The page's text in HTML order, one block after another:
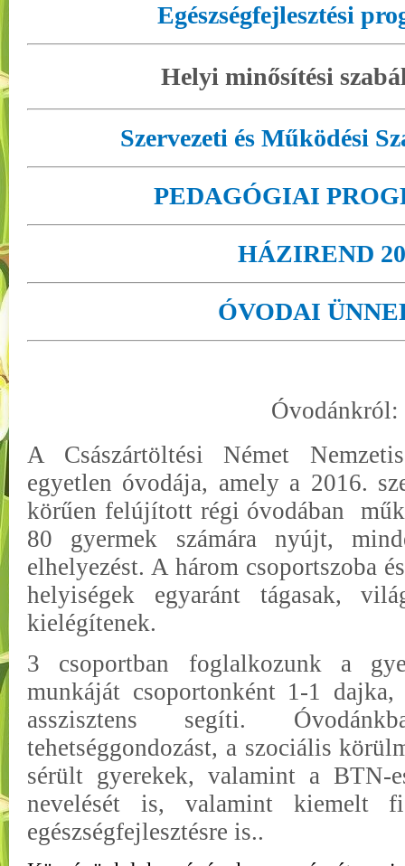
Egészségfejlesztési
Helyi minősítési
Szervezeti és Működési
PEDAGÓGIAI
HÁZIREND
ÓVODAI
Óvodánkról:
A Császártöltési Német
egyetlen óvodája, amely a 2016.
körűen felújított régi óvodában
80 gyermek számára nyújt,
elhelyezést. A három csoportszoba
helyiségek egyaránt tágasak,
kielégítenek.
3 csoportban foglalkozunk a
munkáját csoportonként 1-1
asszisztens segíti.
tehetséggondozást, a szociális
sérült gyerekek, valamint a BTN-
nevelését is, valamint kiemelt
egészségfejlesztésre is..